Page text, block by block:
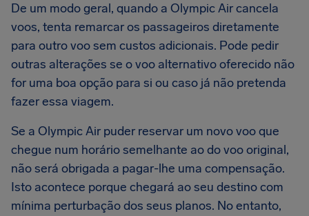
De um modo geral, quando a Olympic Air cancela
voos, tenta remarcar os passageiros diretamente
para outro voo sem custos adicionais. Pode pedir
outras alterações se o voo alternativo oferecido não
for uma boa opção para si ou caso já não pretenda
fazer essa viagem.
Se a Olympic Air puder reservar um novo voo que
chegue num horário semelhante ao do voo original,
não será obrigada a pagar-lhe uma compensação.
Isto acontece porque chegará ao seu destino com
mínima perturbação dos seus planos. No entanto,